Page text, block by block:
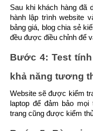
Sau khi khách hàng đã
hành lập trình website
bảng giá, blog chia sẻ
đều được điều chỉnh để
Bước 4: Test
khả năng tương
Website sẽ được kiểm
laptop để đảm bảo
trang cũng được kiểm